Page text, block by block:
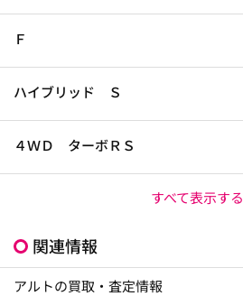
Ｆ
ハイブリッド Ｓ
４ＷＤ ターボＲＳ
すべて表示する
関連情報
アルトの買取・査定情報